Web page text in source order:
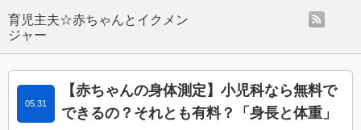
【赤ちゃんの身体測定】小児科なら無料で
できるの？それとも有料？「身長と体重」
05.31